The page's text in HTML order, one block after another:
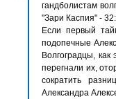
гандболистам
"Зари Каспия" -
Если первый
подопечные
Волгоградцы,
перегнали их,
сократить
Александра